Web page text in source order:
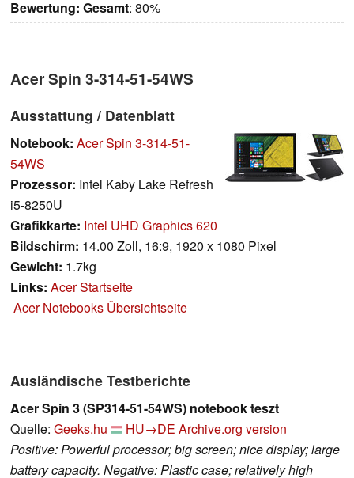
Bewertung: Gesamt: 80%
Acer Spin 3-314-51-54WS
Ausstattung / Datenblatt
Notebook: Acer Spin 3-314-51-
54WS
Prozessor: Intel Kaby Lake Refresh
i5-8250U
Grafikkarte: Intel UHD Graphics 620
Bildschirm: 14.00 Zoll, 16:9, 1920 x 1080 Pixel
Gewicht: 1.7kg
Links: Acer Startseite
Acer Notebooks Übersichtseite
Ausländische Testberichte
Acer Spin 3 (SP314-51-54WS) notebook teszt
Quelle: Geeks.hu HU→DE Archive.org version
Positive: Powerful processor; big screen; nice display; large
battery capacity. Negative: Plastic case; relatively high